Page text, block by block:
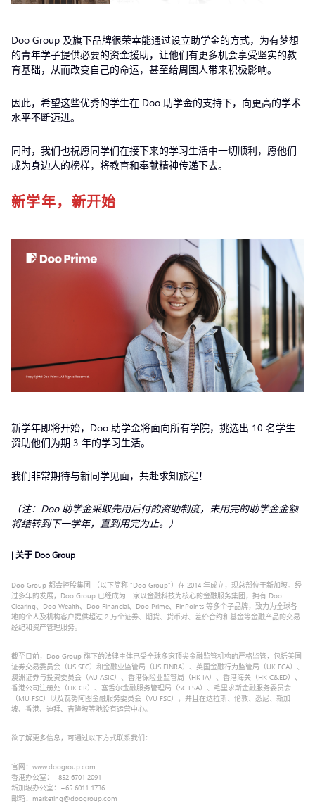
Doo Group 及旗下品牌很荣幸能通过设立助学金的方式，为有梦想
的青年学子提供必要的资金援助，让他们有更多机会享受坚实的教
育基础，从而改变自己的命运，甚至给周围人带来积极影响。
因此，希望这些优秀的学生在 Doo 助学金的支持下，向更高的学术
水平不断迈进。
同时，我们也祝愿同学们在接下来的学习生活中一切顺利，愿他们
成为身边人的榜样，将教育和奉献精神传递下去。
新学年，新开始
新学年即将开始，Doo 助学金将面向所有学院，挑选出 10 名学生
资助他们为期 3 年的学习生活。
我们非常期待与新同学见面，共赴求知旅程！
（注：Doo 助学金采取先用后付的资助制度，未用完的助学金金额
将结转到下一学年，直到用完为止。）
| 关于 Doo Group
Doo Group 都会控股集团 （以下简称 “Doo Group”）在 2014 年成立，现总部位于新加坡。经
过多年的发展，Doo Group 已经成为一家以金融科技为核心的金融服务集团，拥有 Doo
Clearing、Doo Wealth、Doo Financial、Doo Prime、FinPoints 等多个子品牌，致力为全球各
地的个人及机构客户提供超过 2 万个证券、期货、货币对、差价合约和基金等金融产品的交易
经纪和资产管理服务。
截至目前，Doo Group 旗下的法律主体已受全球多家顶尖金融监管机构的严格监管，包括美国
证券交易委员会（US SEC）和金融业监管局（US FINRA）、英国金融行为监管局（UK FCA）、
澳洲证券与投资委员会（AU ASIC）、香港保险业监管局（HK IA）、香港海关（HK C&ED）、
香港公司注册处（HK CR）、塞舌尔金融服务管理局（SC FSA）、毛里求斯金融服务委员会
（MU FSC）以及瓦努阿图金融服务委员会（VU FSC），并且在达拉斯、伦敦、悉尼、新加
坡、香港、迪拜、吉隆坡等地设有运营中心。
欲了解更多信息，可通过以下方式联系我们：
官网：www.doogroup.com
香港办公室：+852 6701 2091
新加坡办公室：+65 6011 1736
邮箱：marketing@doogroup.com